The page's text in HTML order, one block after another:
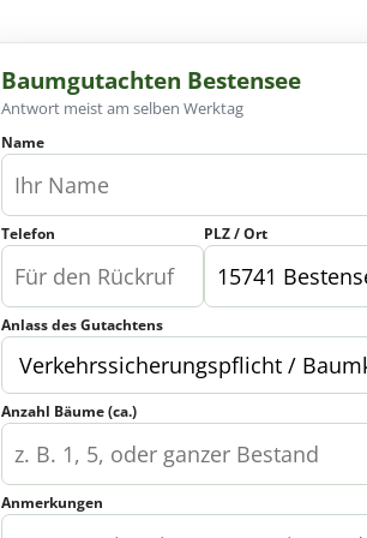
Baumgutachten Bestensee
Antwort meist am selben Werktag
Name
Telefon PLZ / Ort
Anlass des Gutachtens
Anzahl Bäume (ca.)
Anmerkungen